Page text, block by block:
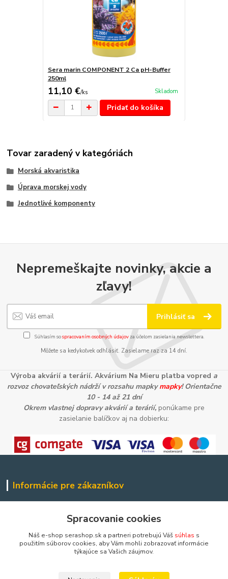
Sera marin COMPONENT 2 Ca pH-Buffer
250ml
11,10 €/ks Skladom
Pridať do košíka
Tovar zaradený v kategóriách
Morská akvaristika
Úprava morskej vody
Jednotlivé komponenty
Nepremeškajte novinky, akcie a
zľavy!
Prihlásiť sa
Súhlasím sospracovaním osobných údajov za účelom zasielania newslettera.
Môžete sa kedykoľvek odhlásiť. Zasielame raz za 14 dní.
Výroba akvárií a terárií. Akvárium Na Mieru platba vopred a
rozvoz chovateľských nádrží v rozsahu mapkymapky! Orientačne
10 - 14 až 21 dní
Okrem vlastnej dopravy akvárií a terárií, ponúkame pre
zasielanie balíčkov aj na dobierku:
Informácie pre zákazníkov
Obchodné podmienky
Platobná brána
www.facebook.com/
Aktuálne diane môžete sledovať aj prostredníctvom nášho
Spracovanie cookies
Náš e-shop serashop.sk a partneri potrebujú Váš súhlas s
použitím súborov cookies, aby Vám mohli zobrazovať informácie
týkajúce sa Vašich záujmov.